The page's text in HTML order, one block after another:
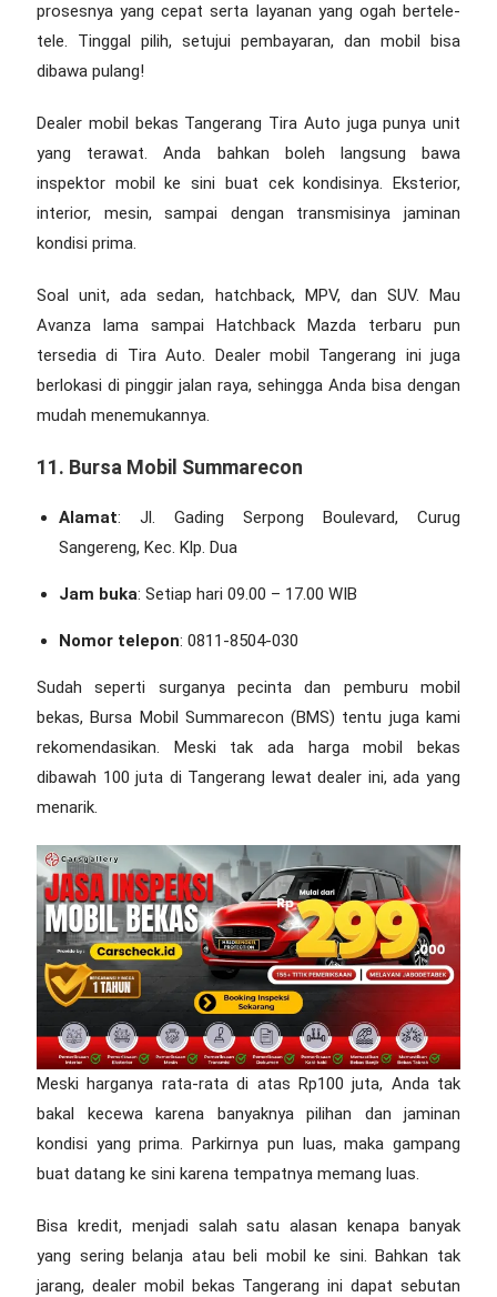
prosesnya yang cepat serta layanan yang ogah bertele-
tele. Tinggal pilih, setujui pembayaran, dan mobil bisa
dibawa pulang!
Dealer mobil bekas Tangerang Tira Auto juga punya unit
yang terawat. Anda bahkan boleh langsung bawa
inspektor mobil ke sini buat cek kondisinya. Eksterior,
interior, mesin, sampai dengan transmisinya jaminan
kondisi prima.
Soal unit, ada sedan, hatchback, MPV, dan SUV. Mau
Avanza lama sampai Hatchback Mazda terbaru pun
tersedia di Tira Auto. Dealer mobil Tangerang ini juga
berlokasi di pinggir jalan raya, sehingga Anda bisa dengan
mudah menemukannya.
11. Bursa Mobil Summarecon
Alamat: Jl. Gading Serpong Boulevard, Curug
Sangereng, Kec. Klp. Dua
Jam buka: Setiap hari 09.00 – 17.00 WIB
Nomor telepon: 0811-8504-030
Sudah seperti surganya pecinta dan pemburu mobil
bekas, Bursa Mobil Summarecon (BMS) tentu juga kami
rekomendasikan. Meski tak ada harga mobil bekas
dibawah 100 juta di Tangerang lewat dealer ini, ada yang
menarik.
Meski harganya rata-rata di atas Rp100 juta, Anda tak
bakal kecewa karena banyaknya pilihan dan jaminan
kondisi yang prima. Parkirnya pun luas, maka gampang
buat datang ke sini karena tempatnya memang luas.
Bisa kredit, menjadi salah satu alasan kenapa banyak
yang sering belanja atau beli mobil ke sini. Bahkan tak
jarang, dealer mobil bekas Tangerang ini dapat sebutan